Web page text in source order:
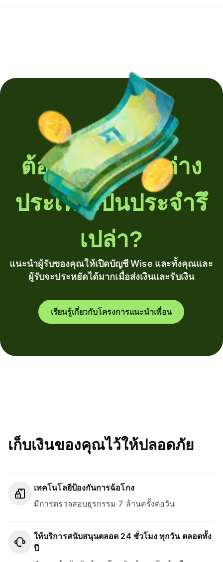
ต้องโอนเงินไปต่าง
ประเทศเป็นประจำรึ
เปล่า?
แนะนำผู้รับของคุณให้เปิดบัญชี Wise และทั้งคุณและ
ผู้รับจะประหยัดได้มากเมื่อส่งเงินและรับเงิน
เรียนรู้เกี่ยวกับโครงการแนะนำเพื่อน
เก็บเงินของคุณไว้ให้ปลอดภัย
เทคโนโลยีป้องกันการฉ้อโกง
มีการตรวจสอบธุรกรรม 7 ล้านครั้งต่อวัน
ให้บริการสนับสนุนตลอด 24 ชั่วโมง ทุกวัน ตลอดทั้ง
ปี